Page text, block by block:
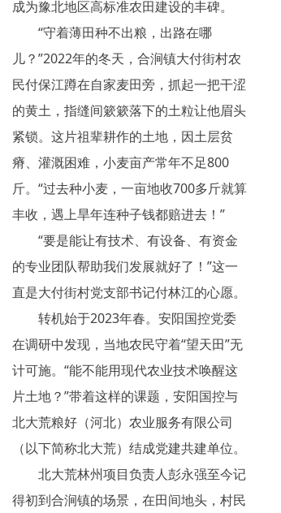
成为豫北地区高标准农田建设的丰碑。
“守着薄田种不出粮，出路在哪
儿？”2022年的冬天，合涧镇大付街村农
民付保江蹲在自家麦田旁，抓起一把干涩
的黄土，指缝间簌簌落下的土粒让他眉头
紧锁。这片祖辈耕作的土地，因土层贫
瘠、灌溉困难，小麦亩产常年不足800
斤。“过去种小麦，一亩地收700多斤就算
丰收，遇上旱年连种子钱都赔进去！”
“要是能让有技术、有设备、有资金
的专业团队帮助我们发展就好了！”这一
直是大付街村党支部书记付林江的心愿。
转机始于2023年春。安阳国控党委
在调研中发现，当地农民守着“望天田”无
计可施。“能不能用现代农业技术唤醒这
片土地？”带着这样的课题，安阳国控与
北大荒粮好（河北）农业服务有限公司
（以下简称北大荒）结成党建共建单位。
北大荒林州项目负责人彭永强至今记
得初到合涧镇的场景，在田间地头，村民